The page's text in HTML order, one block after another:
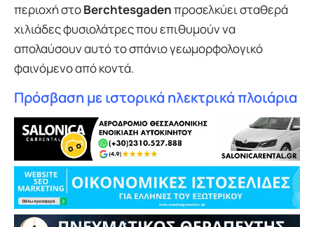
περιοχή στοBerchtesgadenπροσελκύει σταθερά
χιλιάδες φυσιολάτρες που επιθυμούν να
απολαύσουν αυτό το σπάνιο γεωμορφολογικό
φαινόμενο από κοντά.
Πρόσβαση με ιστορικά ηλεκτρικά πλοιάρια